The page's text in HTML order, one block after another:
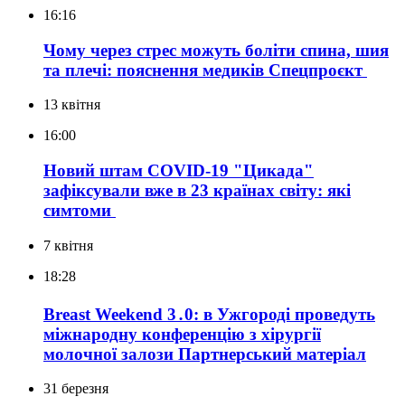
16:16
Чому через стрес можуть боліти спина, шия
та плечі: пояснення медиків Спецпроєкт
13 квітня
16:00
Новий штам COVID-19 "Цикада"
зафіксували вже в 23 країнах світу: які
симтоми
7 квітня
18:28
Breast Weekend 3․0: в Ужгороді проведуть
міжнародну конференцію з хірургії
молочної залози Партнерський матеріал
31 березня